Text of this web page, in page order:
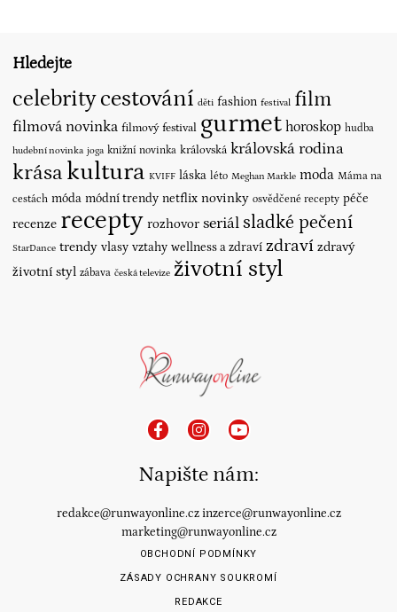
Hledejte
celebritycestování děti fashion festival film
filmová novinka filmový festival gurmet horoskop hudba
hudební novinka joga knižní novinka královská královská rodina
krása kultura KVIFF láska léto Meghan Markle moda Máma na
cestách móda módní trendy netflix novinky osvědčené recepty péče
recenze recepty rozhovor seriál sladké pečení
StarDance trendy vlasy vztahy wellness a zdraví zdraví zdravý
životní styl zábava česká televize životní styl
Napište nám:
redakce@runwayonline.cz inzerce@runwayonline.cz
marketing@runwayonline.cz
OBCHODNÍ PODMÍNKY
ZÁSADY OCHRANY SOUKROMÍ
REDAKCE